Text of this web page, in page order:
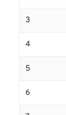
3
4
5
6